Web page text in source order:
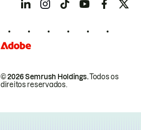
© 2026 Semrush Holdings.Todos os
direitos reservados.